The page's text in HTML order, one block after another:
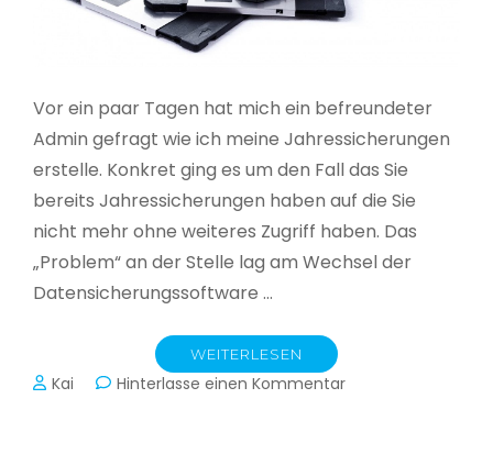
Vor ein paar Tagen hat mich ein befreundeter
Admin gefragt wie ich meine Jahressicherungen
erstelle. Konkret ging es um den Fall das Sie
bereits Jahressicherungen haben auf die Sie
nicht mehr ohne weiteres Zugriff haben. Das
„Problem“ an der Stelle lag am Wechsel der
Datensicherungssoftware …
WEITERLESEN
Kai Hinterlasse einen Kommentarzu